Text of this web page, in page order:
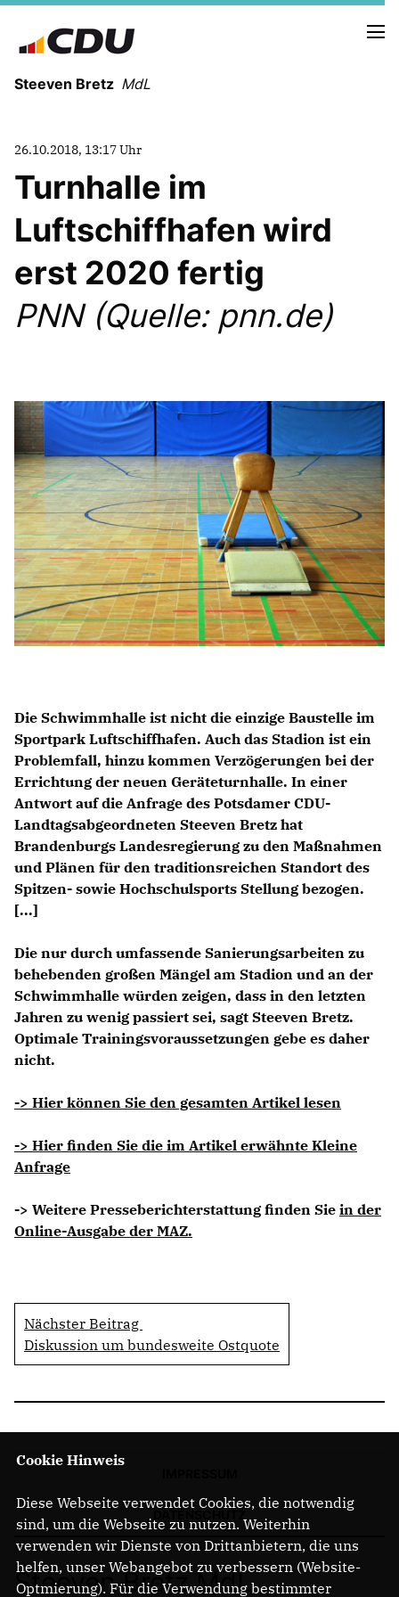
Steeven Bretz MdL
VITA
WAHLKREISBESUCHE
PRESSEFOTOS
MEIN BÜRGERBÜRO
Anträge CDU
Kleine Anfragen
CDU Deutschland
CDU Fraktion im Brandenburger Landtag
CDU Brandenburg
CDU Potsdam
26.10.2018, 13:17 Uhr
Turnhalle im
Luftschiffhafen wird
erst 2020 fertig
PNN (Quelle: pnn.de)
Die Schwimmhalle ist nicht die einzige Baustelle im
Sportpark Luftschiffhafen. Auch das Stadion ist ein
Problemfall, hinzu kommen Verzögerungen bei der
Errichtung der neuen Geräteturnhalle. In einer
Antwort auf die Anfrage des Potsdamer CDU-
Landtagsabgeordneten Steeven Bretz hat
Brandenburgs Landesregierung zu den Maßnahmen
und Plänen für den traditionsreichen Standort des
Spitzen- sowie Hochschulsports Stellung bezogen.
[...]
Die nur durch umfassende Sanierungsarbeiten zu
behebenden großen Mängel am Stadion und an der
Schwimmhalle würden zeigen, dass in den letzten
Jahren zu wenig passiert sei, sagt Steeven Bretz.
Optimale Trainingsvoraussetzungen gebe es daher
nicht.
-> Hier können Sie den gesamten Artikel lesen
-> Hier finden Sie die im Artikel erwähnte Kleine
Anfrage
-> Weitere Presseberichterstattung finden Sie in der
Online-Ausgabe der MAZ.
Nächster Beitrag
Diskussion um bundesweite Ostquote
Steeven Bretz MdL
Cookie Hinweis
Diese Webseite verwendet Cookies, die notwendig
sind, um die Webseite zu nutzen. Weiterhin
verwenden wir Dienste von Drittanbietern, die uns
helfen, unser Webangebot zu verbessern (Website-
Optmierung). Für die Verwendung bestimmter